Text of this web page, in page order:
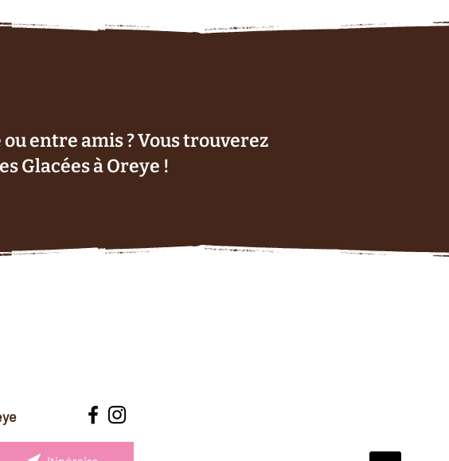
entre amis ? Vous trouverez
Glacées à Oreye !